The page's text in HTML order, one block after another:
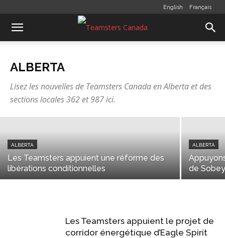
English Français
ALBERTA
Lisez les nouvelles de Teamsters Canada en Alberta et des
sections locales 362 et 987 ici.
Les employé·e·s de FedEx à Fort
McMurray se joignent aux Teamsters
communications - mai 2, 2026
ALBERTA
Les Teamsters appuient une réforme des
libérations conditionnelles
ALBERTA
de
Les Teamsters appuient le projet de
corridor énergétique d’Eagle Spirit